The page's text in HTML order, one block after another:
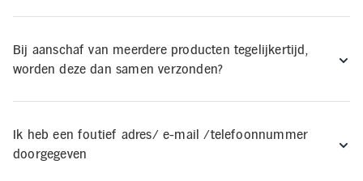
Onderweg en Reizen
Sport, Spel en Bewegen
account
Mijn
Bij aanschaf van meerdere producten tegelijkertijd,
worden deze dan samen verzonden?
Ik heb een foutief adres/ e-mail /telefoonnummer
doorgegeven